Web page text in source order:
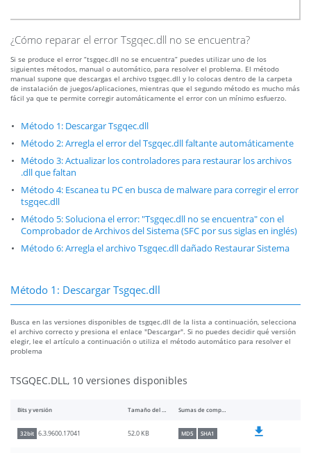
¿Cómo reparar el error Tsgqec.dll no se encuentra?
Si se produce el error “tsgqec.dll no se encuentra” puedes utilizar uno de los
siguientes métodos, manual o automático, para resolver el problema. El método
manual supone que descargas el archivo tsgqec.dll y lo colocas dentro de la carpeta
de instalación de juegos/aplicaciones, mientras que el segundo método es mucho más
fácil ya que te permite corregir automáticamente el error con un mínimo esfuerzo.
Método 1: Descargar Tsgqec.dll
Método 2: Arregla el error del Tsgqec.dll faltante automáticamente
Método 3: Actualizar los controladores para restaurar los archivos
.dll que faltan
Método 4: Escanea tu PC en busca de malware para corregir el error
tsgqec.dll
Método 5: Soluciona el error: "Tsgqec.dll no se encuentra" con el
Comprobador de Archivos del Sistema (SFC por sus siglas en inglés)
Método 6: Arregla el archivo Tsgqec.dll dañado Restaurar Sistema
Método 1: Descargar Tsgqec.dll
Busca en las versiones disponibles de tsgqec.dll de la lista a continuación, selecciona
el archivo correcto y presiona el enlace "Descargar". Si no puedes decidir qué versión
elegir, lee el artículo a continuación o utiliza el método automático para resolver el
problema
TSGQEC.DLL, 10 versiones disponibles
Bits y versión Tamaño del archivo Sumas de comprobación
32bit 6.3.9600.17041 52.0 KB MD5 SHA1